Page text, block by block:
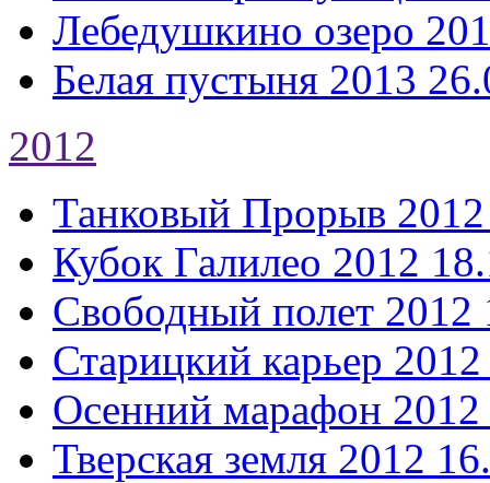
Лебедушкино озеро
Белая пустыня 2013
2012
Танковый Прорыв 2012
Кубок Галилео 2012
Свободный полет 2012
Старицкий карьер 2012
Осенний марафон 2012
Тверская земля 2012